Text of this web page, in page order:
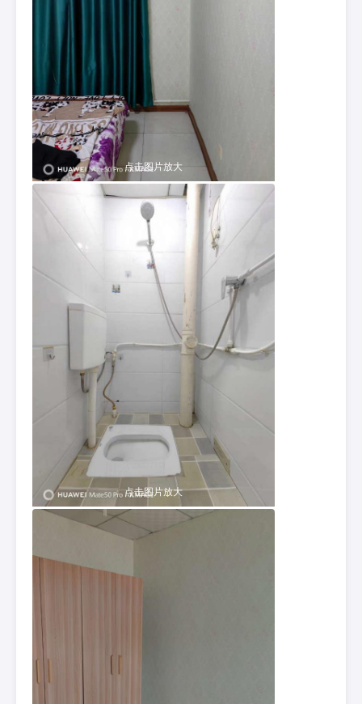
点击图片放大
点击图片放大